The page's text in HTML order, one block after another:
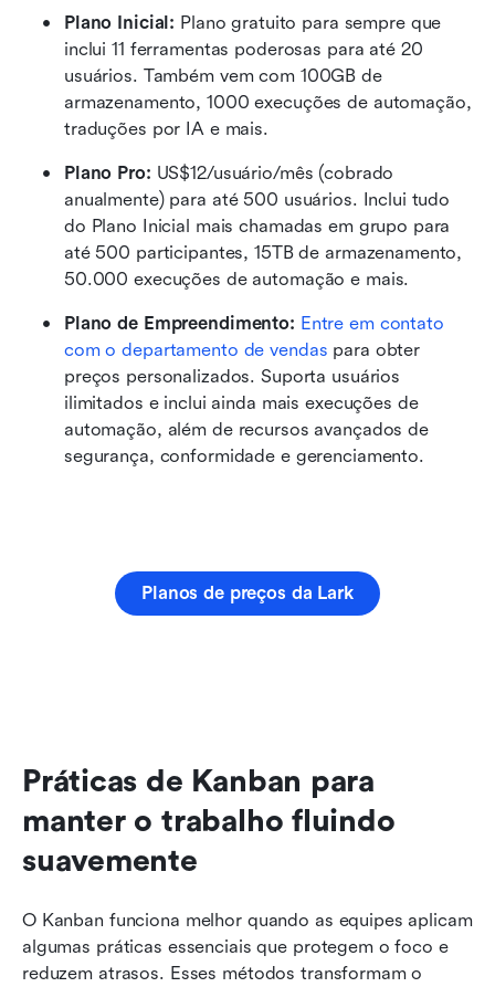
Plano Inicial: Plano gratuito para sempre que
inclui 11 ferramentas poderosas para até 20
usuários. Também vem com 100GB de
armazenamento, 1000 execuções de automação,
traduções por IA e mais.
Plano Pro: US$12/usuário/mês (cobrado
anualmente) para até 500 usuários. Inclui tudo
do Plano Inicial mais chamadas em grupo para
até 500 participantes, 15TB de armazenamento,
50.000 execuções de automação e mais.
Plano de Empreendimento: Entre em contato
com o departamento de vendas para obter
preços personalizados. Suporta usuários
ilimitados e inclui ainda mais execuções de
automação, além de recursos avançados de
segurança, conformidade e gerenciamento.
Planos de preços da Lark
Práticas de Kanban para
manter o trabalho fluindo
suavemente
O Kanban funciona melhor quando as equipes aplicam
algumas práticas essenciais que protegem o foco e
reduzem atrasos. Esses métodos transformam o